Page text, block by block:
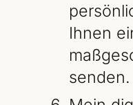
Ihnen
senden.